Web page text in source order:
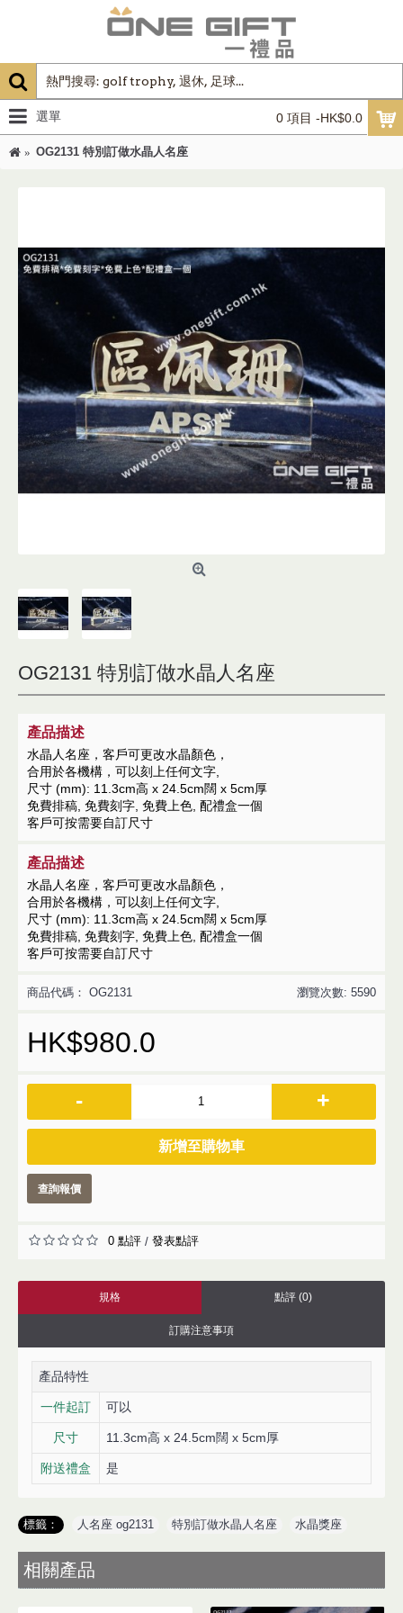
0 項目 -HK$0.0
選單
OG2131 特別訂做水晶人名座
OG2131 特別訂做水晶人名座
產品描述
水晶人名座，客戶可更改水晶顏色，
合用於各機構，可以刻上任何文字,
尺寸 (mm): 11.3cm高 x 24.5cm闊 x 5cm厚
免費排稿, 免費刻字, 免費上色, 配禮盒一個
客戶可按需要自訂尺寸
產品描述
水晶人名座，客戶可更改水晶顏色，
合用於各機構，可以刻上任何文字,
尺寸 (mm): 11.3cm高 x 24.5cm闊 x 5cm厚
免費排稿, 免費刻字, 免費上色, 配禮盒一個
客戶可按需要自訂尺寸
瀏覽次數: 5590
商品代碼： OG2131
HK$980.0
- +
新增至購物車
查詢報價
0 點評 / 發表點評
規格 點評 (0)
訂購注意事項
產品特性
一件起訂 可以
尺寸 11.3cm高 x 24.5cm闊 x 5cm厚
附送禮盒 是
標籤： 人名座 og2131 特別訂做水晶人名座 水晶獎座
相關產品